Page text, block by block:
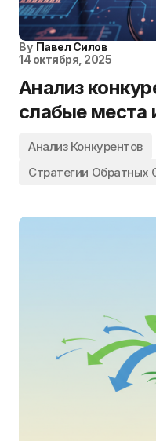
By Павел Силов
14 октября, 2025
Анализ
слабые места
Анализ Конкурентов
Стратегии Обратных